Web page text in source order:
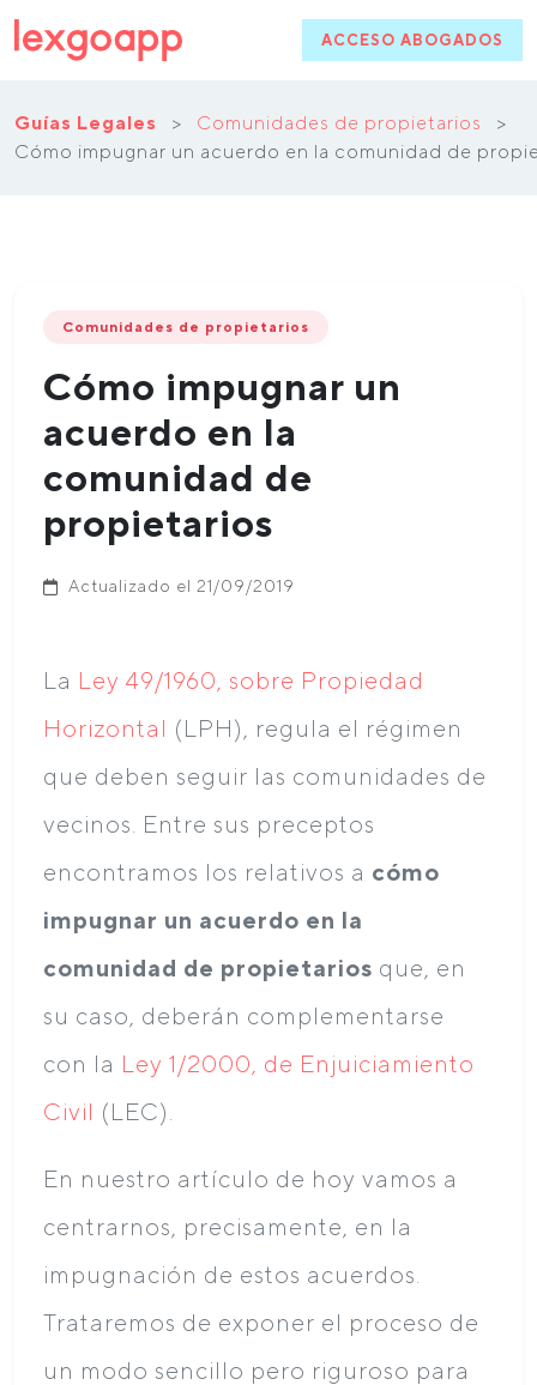
ACCESO ABOGADOS
Guías Legales > Comunidades de propietarios
>
Cómo impugnar un acuerdo en la comunidad de
Comunidades de propietarios
Cómo impugnar un
acuerdo en la
comunidad de
propietarios
Actualizado el 21/09/2019
La Ley 49/1960, sobre Propiedad
Horizontal (LPH), regula el régimen
que deben seguir las comunidades de
vecinos. Entre sus preceptos
encontramos los relativos a cómo
impugnar un acuerdo en la
comunidad de propietarios que, en
su caso, deberán complementarse
con la Ley 1/2000, de Enjuiciamiento
Civil (LEC).
En nuestro artículo de hoy vamos a
centrarnos, precisamente, en la
impugnación de estos acuerdos.
Trataremos de exponer el proceso de
un modo sencillo pero riguroso para